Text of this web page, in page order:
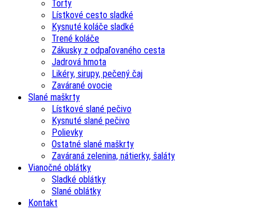
Torty
Lístkové cesto sladké
Kysnuté koláče sladké
Trené koláče
Zákusky z odpaľovaného cesta
Jadrová hmota
Likéry, sirupy, pečený čaj
Zavárané ovocie
Slané maškrty
Lístkové slané pečivo
Kysnuté slané pečivo
Polievky
Ostatné slané maškrty
Zaváraná zelenina, nátierky, šaláty
Vianočné oblátky
Sladké oblátky
Slané oblátky
Kontakt